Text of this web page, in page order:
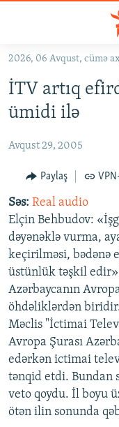
Əsas
qayıt
Əsas
qayıt
#ƏSLINDƏ
FƏRQƏ BAX
QANUNI DOĞRU
ARAŞDIRMA
MULTIMEDIA
VIDEO
FOTOQALEREYA
İNFOQRAFIKA
KARIKATURA
RADIO ARXIV
OXU ZALI
AZƏRBAYCAN
İSLAM VƏ DEMOKRATIYA
İZ - MƏDƏNIYYƏT
HAQQIMIZDA
MISSIYAMIZ
PEŞƏ ETIKASI VƏ
MATERIALLARIMIZDAN
AZADLIQRADIOSU
BIZI IZLƏ
RFE/RL-in bütün
2026, 06 Avqust, cümə
İTV artıq
ümidi ilə
Avqust 29, 2005
Paylaş
Səs: Real audio
Elçin Behbudov:
dəyənəklə vurma,
keçirilməsi, bədənə
üstünlük təşkil
Azərbaycanın
öhdəliklərdən
Məclis "İctimai
Avropa Şurası
edərkən ictimai
tənqid etdi. Bundan
veto qoydu. İl boyu
ötən ilin sonunda